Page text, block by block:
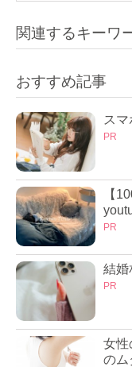
関連するキーワ
おすすめ記事
ス
PR
【
PR
結
PR
女性
のム